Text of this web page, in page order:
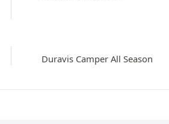
Duravis Camper All Season